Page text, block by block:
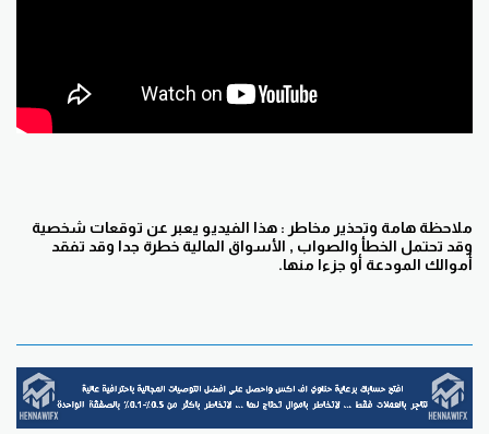
ملاحظة هامة وتحذير مخاطر : هذا الفيديو يعبر عن توقعات شخصية
وقد تحتمل الخطأ والصواب , الأسواق المالية خطرة جدا وقد تفقد
أموالك المودعة أو جزءا منها.